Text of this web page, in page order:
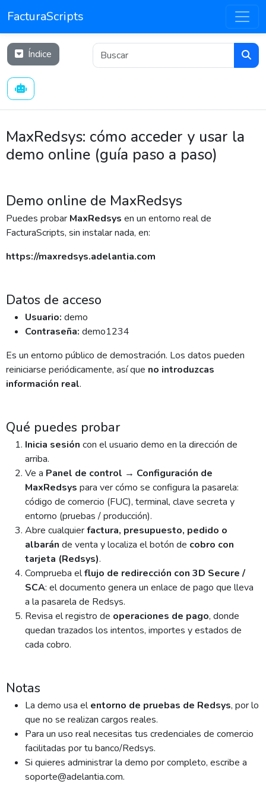
FacturaScripts
Índice
MaxRedsys: cómo acceder y usar la
demo online (guía paso a paso)
Demo online de MaxRedsys
Puedes probar MaxRedsys en un entorno real de
FacturaScripts, sin instalar nada, en:
https://maxredsys.adelantia.com
Datos de acceso
Usuario: demo
Contraseña: demo1234
Es un entorno público de demostración. Los datos pueden
reiniciarse periódicamente, así que no introduzcas
información real.
Qué puedes probar
Inicia sesión con el usuario demo en la dirección de
arriba.
Ve a Panel de control → Configuración de
MaxRedsys para ver cómo se configura la pasarela:
código de comercio (FUC), terminal, clave secreta y
entorno (pruebas / producción).
Abre cualquierfactura, presupuesto, pedido o
albarán de venta y localiza el botón de cobro con
tarjeta (Redsys).
Comprueba elflujo de redirección con 3D Secure /
SCA: el documento genera un enlace de pago que lleva
a la pasarela de Redsys.
Revisa el registro de operaciones de pago, donde
quedan trazados los intentos, importes y estados de
cada cobro.
Notas
La demo usa elentorno de pruebas de Redsys, por lo
que no se realizan cargos reales.
Para un uso real necesitas tus credenciales de comercio
facilitadas por tu banco/Redsys.
Si quieres administrar la demo por completo, escribe a
soporte@adelantia.com.